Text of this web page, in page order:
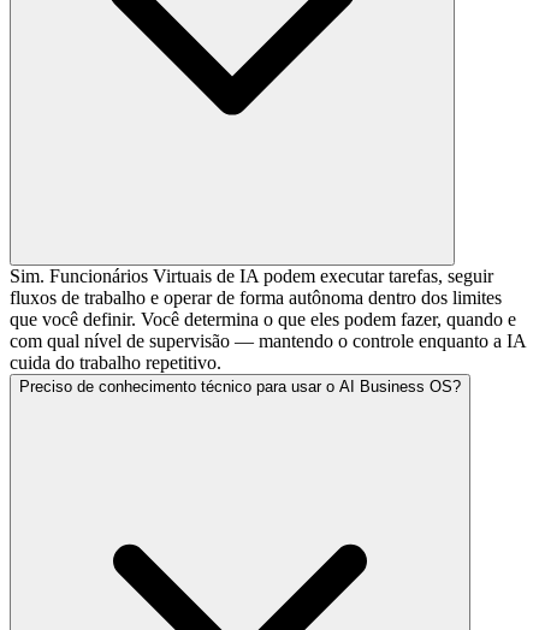
Sim. Funcionários Virtuais de IA podem executar tarefas, seguir
fluxos de trabalho e operar de forma autônoma dentro dos limites
que você definir. Você determina o que eles podem fazer, quando e
com qual nível de supervisão — mantendo o controle enquanto a IA
cuida do trabalho repetitivo.
Preciso de conhecimento técnico para usar o AI Business OS?